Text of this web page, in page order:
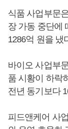
식품 사업부문
장 가동 중단에
1286억 원을 냈
바이오 사업부
품 시황이 하락
전년 동기보다
피드앤케어 사